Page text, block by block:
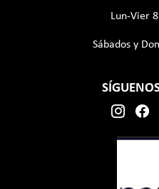
Lun-Vier
Sábados y